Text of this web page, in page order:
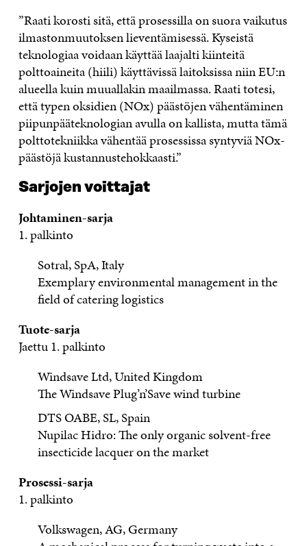
”Raati korosti sitä, että prosessilla on suora vaikutus
ilmastonmuutoksen lieventämisessä. Kyseistä
teknologiaa voidaan käyttää laajalti kiinteitä
polttoaineita (hiili) käyttävissä laitoksissa niin EU:n
alueella kuin muuallakin maailmassa. Raati totesi,
että typen oksidien (NOx) päästöjen vähentäminen
piipunpääteknologian avulla on kallista, mutta tämä
polttotekniikka vähentää prosessissa syntyviä NOx-
päästöjä kustannustehokkaasti.”
Sarjojen voittajat
Johtaminen-sarja
1. palkinto
Sotral, SpA, Italy
Exemplary environmental management in the
field of catering logistics
Tuote-sarja
Jaettu 1. palkinto
Windsave Ltd, United Kingdom
The Windsave Plug’n’Save wind turbine
DTS OABE, SL, Spain
Nupilac Hidro: The only organic solvent-free
insecticide lacquer on the market
Prosessi-sarja
1. palkinto
Volkswagen, AG, Germany